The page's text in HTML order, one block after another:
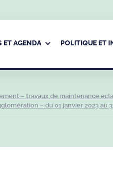
ET AGENDA POLITIQUE ET
– travaux de maintenance
– du 01 janvier 2023 au